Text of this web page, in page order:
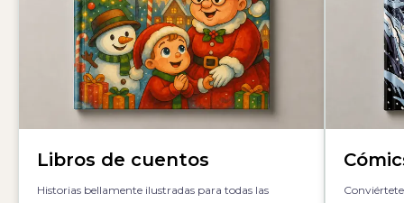
Libros de cuentos
Historias bellamente ilustradas para todas las